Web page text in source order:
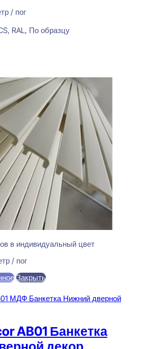
/ пог
RAL, По образцу
в индивидуальный цвет
/ пог
Закрыть
AB01 Банкетка